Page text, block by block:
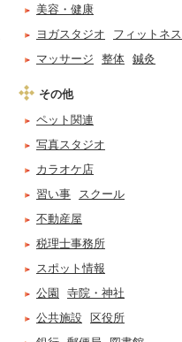
美容・健康
ヨガスタジオ
フィットネス
マッサージ
整体 鍼灸
その他
ペット関連
写真スタジオ
カラオケ店
習い事
スクール
不動産屋
税理士事務所
スポット情報
公園
寺院・神社
公共施設
区役所